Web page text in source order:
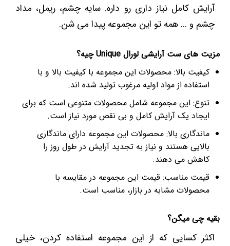
آرایش کامل نیاز داری رو داره. سایه چشم، ریمل، مداد
چشم و ... همه تو این مجموعه پیدا می شن.
مزیت های ست آرایشی لورال Unique چیه؟
کیفیت بالا: محصولات این مجموعه با کیفیت بالا و با
استفاده از مواد اولیه مرغوب تولید شده اند.
تنوع: این مجموعه شامل محصولات متنوعی است که برای
ایجاد یک آرایش کامل و بی نقص مورد نیاز است.
ماندگاری بالا: محصولات این مجموعه دارای ماندگاری
بالایی هستند و نیاز به تجدید آرایش در طول روز را
کاهش می دهند.
قیمت مناسب: قیمت این مجموعه در مقایسه با
محصولات مشابه در بازار، مناسب است.
بقیه چی میگن؟
اکثر کسایی که از این مجموعه استفاده کردن، خیلی